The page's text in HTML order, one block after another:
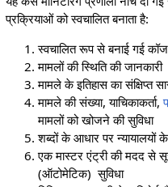
प्रक्रियाओं को स्वचालित बनाता है:
स्वचालित रूप से बनाई गई
मामलों की स्थिति की जानकारी
मामले के इतिहास का संक्षिप्त
मामले की संख्या, याचिकाकर्ता,
मामलों को खोजने की सुविधा
शब्दों के आधार पर
एक मास्टर एंट्री की मदद से
(ऑटोमेटिक) सुविधा